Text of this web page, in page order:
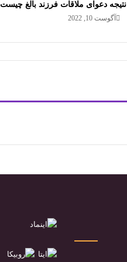
نتیجه دعوای ملاقات فرزند بالغ چیست
آگوست 10, 2022